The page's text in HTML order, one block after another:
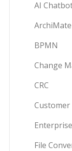
AI
ArchiMate
BPMN
Change
CRC
Customer
File